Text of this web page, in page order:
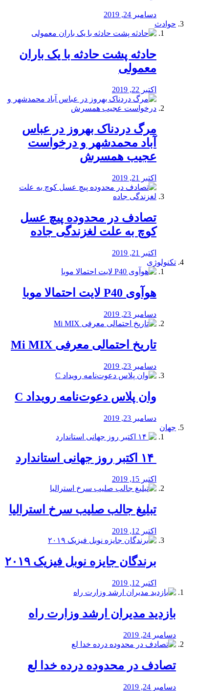
دسامبر 24, 2019
حوادث
️حادثه پشت حادثه با یک باران
معمولی
اکتبر 22, 2019
مرگ دردناک بهروز در عباس
آباد محمدشهر و درخواست
عجیب همسرش
اکتبر 21, 2019
تصادف در محدوده پیچ عسل
کوچ به علت لغزندگی جاده
اکتبر 21, 2019
تکنولوژی
هوآوی P40 لایت احتمالا موبا
دسامبر 23, 2019
تاریخ احتمالی معرفی Mi MIX
دسامبر 23, 2019
وان پلاس دعوت‌نامه رویداد C
دسامبر 23, 2019
جهان
اکتبر 15, 2019
تبلیغ جالب صلیب سرخ استرالیا
اکتبر 12, 2019
برندگان جایزه نوبل فیزیک ۲۰۱۹
اکتبر 12, 2019
بازدید مدیران ارشد وزارت راه
دسامبر 24, 2019
تصادف در محدوده درده خدا لع
دسامبر 24, 2019